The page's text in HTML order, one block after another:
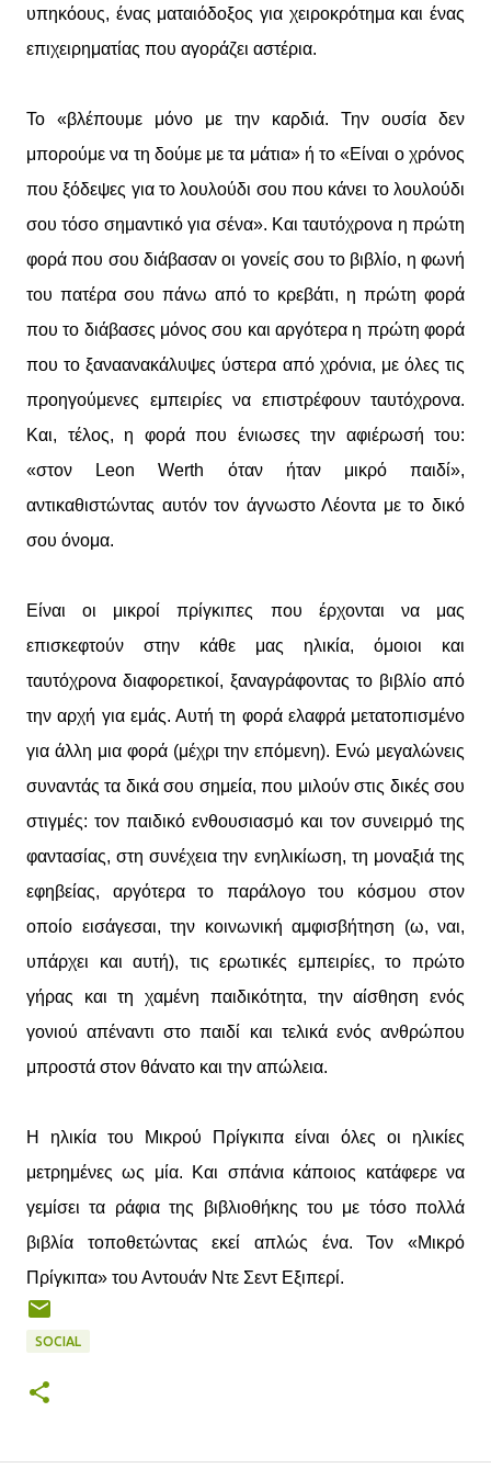
υπηκόους, ένας ματαιόδοξος για χειροκρότημα και ένας
επιχειρηματίας που αγοράζει αστέρια.
Το «βλέπουμε μόνο με την καρδιά. Την ουσία δεν
μπορούμε να τη δούμε με τα μάτια» ή το «Είναι ο χρόνος
που ξόδεψες για το λουλούδι σου που κάνει το λουλούδι
σου τόσο σημαντικό για σένα». Και ταυτόχρονα η πρώτη
φορά που σου διάβασαν οι γονείς σου το βιβλίο, η φωνή
του πατέρα σου πάνω από το κρεβάτι, η πρώτη φορά
που το διάβασες μόνος σου και αργότερα η πρώτη φορά
που το ξαναανακάλυψες ύστερα από χρόνια, με όλες τις
προηγούμενες εμπειρίες να επιστρέφουν ταυτόχρονα.
Και, τέλος, η φορά που ένιωσες την αφιέρωσή του:
«στον Leon Werth όταν ήταν μικρό παιδί»,
αντικαθιστώντας αυτόν τον άγνωστο Λέοντα με το δικό
σου όνομα.
Είναι οι μικροί πρίγκιπες που έρχονται να μας
επισκεφτούν στην κάθε μας ηλικία, όμοιοι και
ταυτόχρονα διαφορετικοί, ξαναγράφοντας το βιβλίο από
την αρχή για εμάς. Αυτή τη φορά ελαφρά μετατοπισμένο
για άλλη μια φορά (μέχρι την επόμενη). Ενώ μεγαλώνεις
συναντάς τα δικά σου σημεία, που μιλούν στις δικές σου
στιγμές: τον παιδικό ενθουσιασμό και τον συνειρμό της
φαντασίας, στη συνέχεια την ενηλικίωση, τη μοναξιά της
εφηβείας, αργότερα το παράλογο του κόσμου στον
οποίο εισάγεσαι, την κοινωνική αμφισβήτηση (ω, ναι,
υπάρχει και αυτή), τις ερωτικές εμπειρίες, το πρώτο
γήρας και τη χαμένη παιδικότητα, την αίσθηση ενός
γονιού απέναντι στο παιδί και τελικά ενός ανθρώπου
μπροστά στον θάνατο και την απώλεια.
Η ηλικία του Μικρού Πρίγκιπα είναι όλες οι ηλικίες
μετρημένες ως μία. Και σπάνια κάποιος κατάφερε να
γεμίσει τα ράφια της βιβλιοθήκης του με τόσο πολλά
βιβλία τοποθετώντας εκεί απλώς ένα. Τον «Μικρό
Πρίγκιπα» του Αντουάν Ντε Σεντ Εξιπερί.
SOCIAL